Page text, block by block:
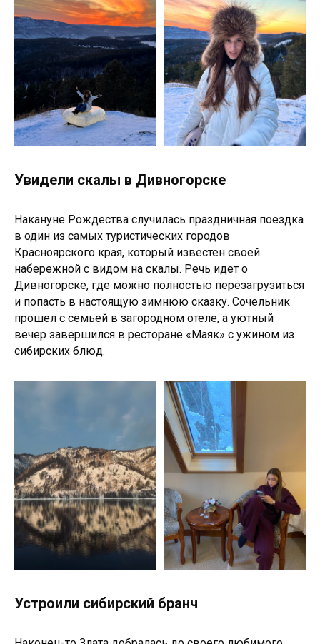
Увидели скалы в Дивногорске
Накануне Рождества случилась праздничная поездка
в один из самых туристических городов
Красноярского края, который известен своей
набережной с видом на скалы. Речь идет о
Дивногорске, где можно полностью перезагрузиться
и попасть в настоящую зимнюю сказку. Сочельник
прошел с семьей в загородном отеле, а уютный
вечер завершился в ресторане «Маяк» с ужином из
сибирских блюд.
Устроили сибирский бранч